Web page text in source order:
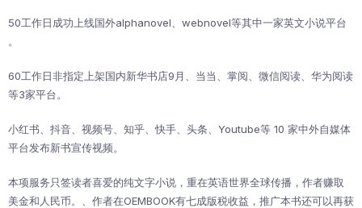
50工作日成功上线国外alphanovel、webnovel等其中一家英文小说平台
。
60工作日非指定上架国内新华书店9月、当当、掌阅、微信阅读、华为阅读
等3家平台。
小红书、抖音、视频号、知乎、快手、头条、Youtube等 10 家中外自媒体
平台发布新书宣传视频。
本项服务只签读者喜爱的纯文字小说，重在英语世界全球传播，作者赚取
美金和人民币。、作者在OEMBOOK有七成版税收益，推广本书还可以再获